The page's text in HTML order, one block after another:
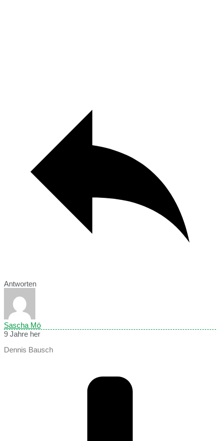
Antworten
Sascha Mö
9 Jahre her
Dennis Bausch